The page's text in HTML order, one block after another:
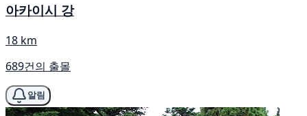
아카이시 강
18 km
689건의 출몰
알림